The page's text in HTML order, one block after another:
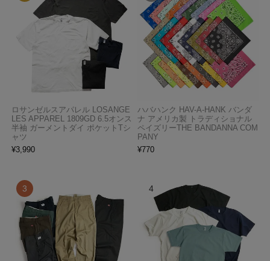
ロサンゼルスアパレル LOSANGE
LES APPAREL 1809GD 6.5オンス
半袖 ガーメントダイ ポケットTシ
ャツ
¥3,990
ハバハンク HAV-A-HANK バンダ
ナ アメリカ製 トラディショナル
ペイズリーTHE BANDANNA COM
PANY
¥770